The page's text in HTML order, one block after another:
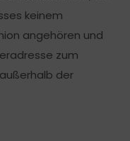
keinem
angehören und
zum
der